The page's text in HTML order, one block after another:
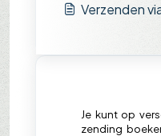
Verzenden
Je kunt op
zending